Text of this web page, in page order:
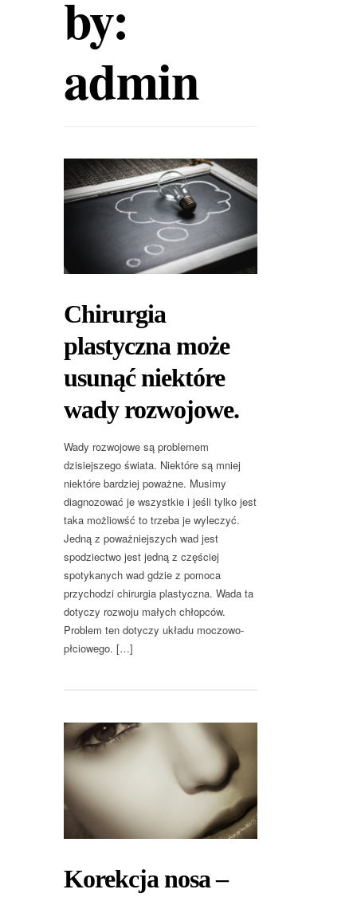
by:
admin
Chirurgia
plastyczna może
usunąć niektóre
wady rozwojowe.
Wady rozwojowe są problemem
dzisiejszego świata. Niektóre są mniej
niektóre bardziej poważne. Musimy
diagnozować je wszystkie i jeśli tylko jest
taka możliowść to trzeba je wyleczyć.
Jedną z poważniejszych wad jest
spodziectwo jest jedną z częściej
spotykanych wad gdzie z pomoca
przychodzi chirurgia plastyczna. Wada ta
dotyczy rozwoju małych chłopców.
Problem ten dotyczy układu moczowo-
płciowego. […]
Korekcja nosa –